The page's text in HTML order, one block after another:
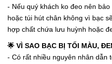
- Nếu quý khách ko đeo nên
hoặc túi hút chân không vì bạc
hợp chất chứa lưu huỳnh hoặc
🌟 VÌ SAO BẠC BỊ TỐI MÀU,
- Có rất nhiều nguyên nhân dẫn